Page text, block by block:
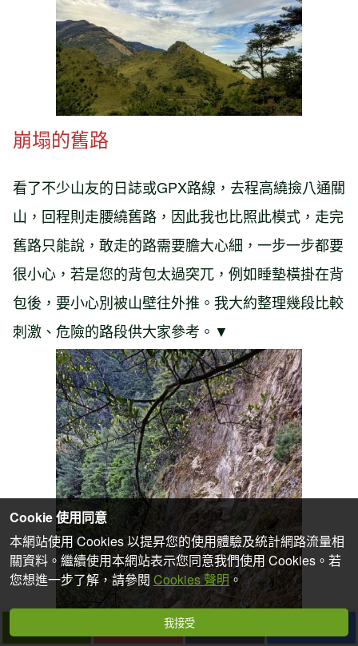
崩塌的舊路
看了不少山友的日誌或GPX路線，去程高繞撿八通關
山，回程則走腰繞舊路，因此我也比照此模式，走完
舊路只能說，敢走的路需要膽大心細，一步一步都要
很小心，若是您的背包太過突兀，例如睡墊橫掛在背
包後，要小心別被山壁往外推。我大約整理幾段比較
刺激、危險的路段供大家參考。▼
Cookie 使用同意
本網站使用 Cookies 以提昇您的使用體驗及統計網路流量相
關資料。繼續使用本網站表示您同意我們使用 Cookies。若
您想進一步了解，請參閱 Cookies 聲明。
我接受